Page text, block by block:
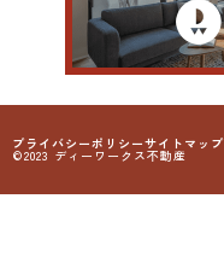
プライバシーポリシーサイトマップ
©2023 ディーワークス不動産